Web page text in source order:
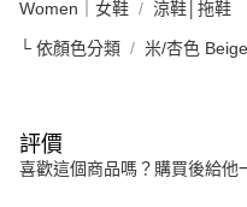
Women｜女鞋 涼鞋│拖鞋
└ 依顏色分類 米/杏色 Beige
評價
喜歡這個商品嗎？購買後給他